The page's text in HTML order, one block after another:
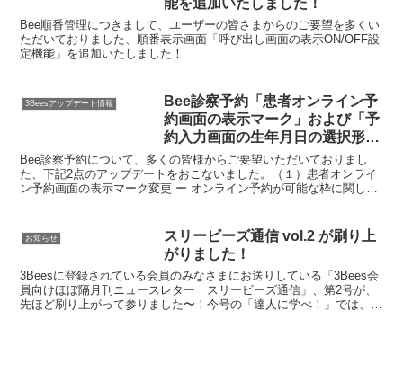
能を追加いたしました！
Bee順番管理につきまして、ユーザーの皆さまからのご要望を多くい
ただいておりました、順番表示画面「呼び出し画面の表示ON/OFF設
定機能」を追加いたしました！
3Beesアップデート情報
Bee診察予約「患者オンライン予
約画面の表示マーク」および「予
約入力画面の生年月日の選択形
式」を変更いたしました！
Bee診察予約について、多くの皆様からご要望いただいておりまし
た、下記2点のアップデートをおこないました。（１）患者オンライ
ン予約画面の表示マーク変更 ー オンライン予約が可能な枠に関しま
と同様に見えるよう、表示マークを「Ｘ」に変更いたしました。
（２）予約入力画面の生年月日入力欄をプルダウン形式に変更 ー カ
レンダーでの入力を廃し、プルダウンで年（西暦＋和暦）・月・日を
選択する形式に変更いたしました。
お知らせ
スリービーズ通信 vol.2 が刷り上
がりました！
3Beesに登録されている会員のみなさまにお送りしている「3Bees会
員向けほぼ隔月刊ニュースレター スリービーズ通信」、第2号が、
先ほど刷り上がって参りました〜！今号の「達人に学べ！」では、千